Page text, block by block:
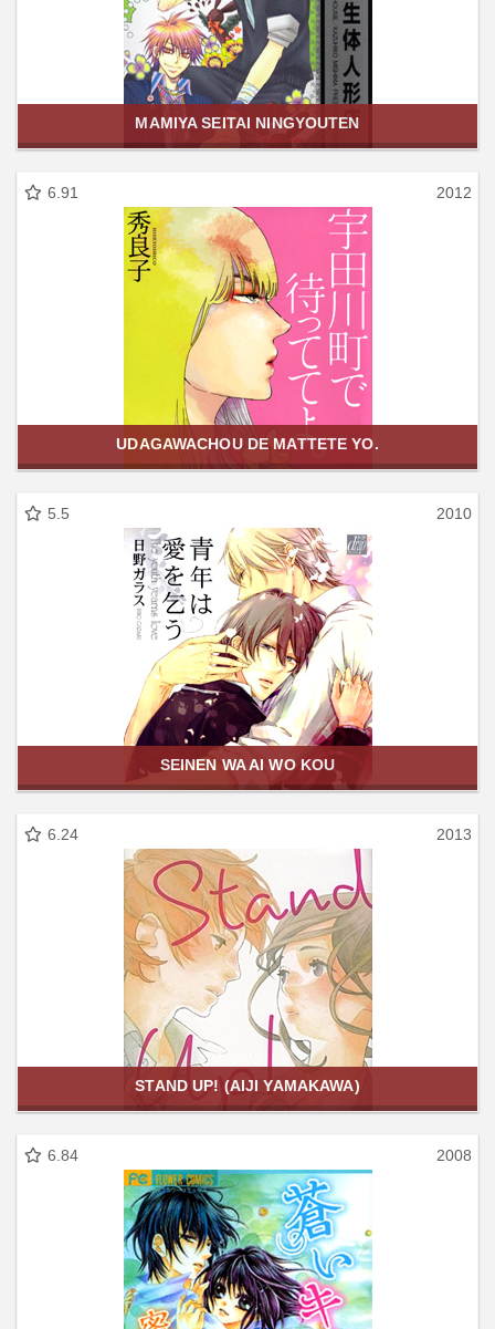
MAMIYA SEITAI NINGYOUTEN
6.91 2012
UDAGAWACHOU DE MATTETE YO.
5.5 2010
SEINEN WA AI WO KOU
6.24 2013
STAND UP! (AIJI YAMAKAWA)
6.84 2008